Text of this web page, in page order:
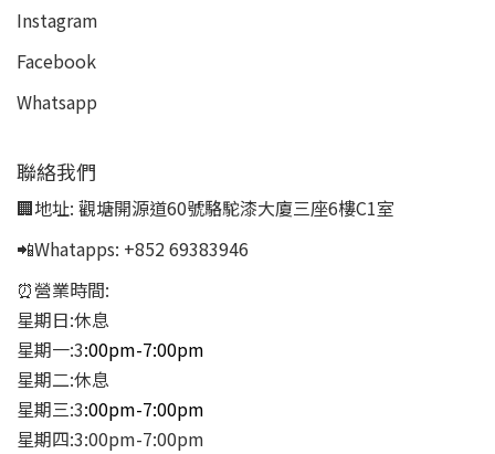
Instagram
Facebook
Whatsapp
聯絡我們
🏢地址: 觀塘開源道60號駱駝漆大廈三座6樓C1室
📲Whatapps: +852 69383946
⏰營業時間:
星期日:休息
星期一:3:00pm-7:00pm
星期二:休息
星期三:3:00pm-7:00pm
星期四:3:00pm-7:00pm